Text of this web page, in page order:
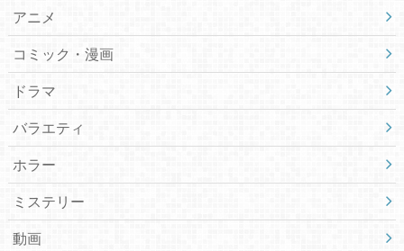
アニメ
コミック・漫画
ドラマ
バラエティ
ホラー
ミステリー
動画